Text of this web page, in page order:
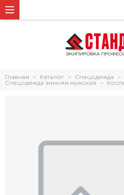
Главная Каталог Спецодежда
Спецодежда зимняя мужская